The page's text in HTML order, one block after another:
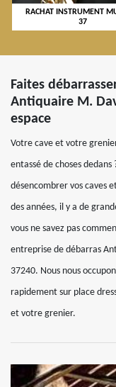
RACHAT INSTRUMENT
37
Faites
Antiquaire M.
espace
Votre cave et votre
entassé de choses
désencombrer vos caves
des années, il y a de
vous ne savez pas
entreprise de débarras
37240. Nous nous
rapidement sur place
et votre grenier.